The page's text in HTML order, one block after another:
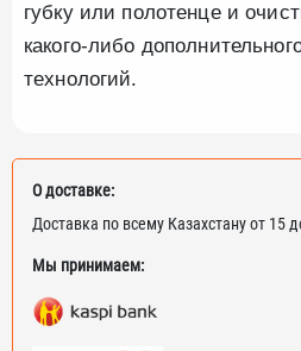
губку или полотенце и
какого-либо
технологий.
О доставке:
Доставка по всему Казахстану от 15
Мы принимаем: